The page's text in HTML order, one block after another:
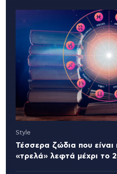
Style
Τέσσερα ζώδια που
«τρελά» λεφτά μέχρι το